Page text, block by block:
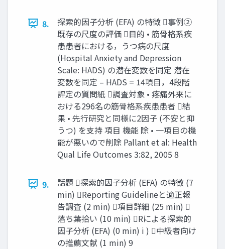
8.
探索的因子分析 (EFA) の特徴 事例②
既存の尺度の評価 目的 • 筋骨格系疾
患患者における，うつ病の尺度
(Hospital Anxiety and Depression
Scale: HADS) の潜在変数を同定 潜在
変数を同定 – HADS = 14項目，4段階
評定の質問紙 調査対象 • 疼痛外来に
おける296名の筋骨格系疾患患者 結
果 • 先行研究と同様に2因子 (不安と抑
うつ) を支持 項目 機能 除 • 一項目の機
能が悪いので削除 Pallant et al: Health
Qual Life Outcomes 3:82, 2005 8
9.
話題 探索的因子分析 (EFA) の特徴 (7
min) Reporting Guidelineと適正報
告調査 (2 min) 項目詳細 (25 min) 
落ち葉拾い (10 min) Rによる探索的
因子分析 (EFA) (0 min) i ) 中級者向け
の推薦文献 (1 min) 9